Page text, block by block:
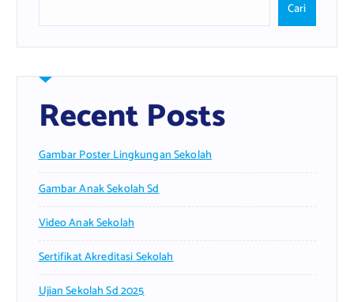
Cari
Recent Posts
Gambar Poster Lingkungan Sekolah
Gambar Anak Sekolah Sd
Video Anak Sekolah
Sertifikat Akreditasi Sekolah
Ujian Sekolah Sd 2025